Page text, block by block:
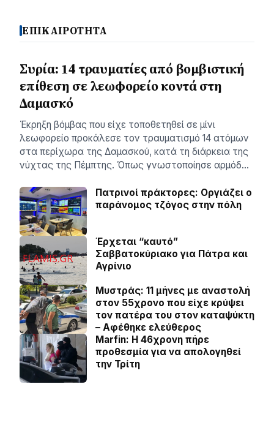
ΕΠΙΚΑΙΡΟΤΗΤΑ
Συρία: 14 τραυματίες από βομβιστική
επίθεση σε λεωφορείο κοντά στη
Δαμασκό
Έκρηξη βόμβας που είχε τοποθετηθεί σε μίνι
λεωφορείο προκάλεσε τον τραυματισμό 14 ατόμων
στα περίχωρα της Δαμασκού, κατά τη διάρκεια της
νύχτας της Πέμπτης. Όπως γνωστοποίησε αρμόδ…
Πατρινοί πράκτορες: Οργιάζει ο
παράνομος τζόγος στην πόλη
Έρχεται “καυτό”
Σαββατοκύριακο για Πάτρα και
Αγρίνιο
Μυστράς: 11 μήνες με αναστολή
στον 55χρονο που είχε κρύψει
τον πατέρα του στον καταψύκτη
– Αφέθηκε ελεύθερος
Marfin: Η 46χρονη πήρε
προθεσμία για να απολογηθεί
την Τρίτη